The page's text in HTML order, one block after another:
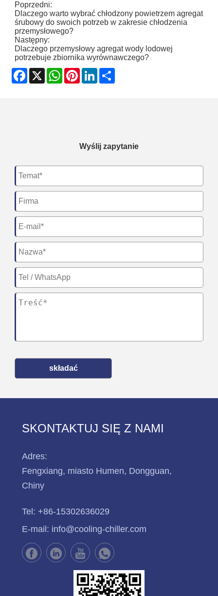
Poprzedni:
Dlaczego warto wybrać chłodzony powietrzem agregat
śrubowy do swoich potrzeb w zakresie chłodzenia
przemysłowego?
Następny:
Dlaczego przemysłowy agregat wody lodowej
potrzebuje zbiornika wyrównawczego?
Facebook
X WhatsApp
PinterestLinkedIn
Wyślij zapytanie
składać
SKONTAKTUJ SIĘ Z NAMI
Adres:
Fengxiang, miasto Humen, Dongguan,
Chiny
Tel: +86-15302636029
E-mail: info@cooling-chiller.com